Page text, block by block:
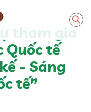
tham gia
Quốc tế
- Sáng
tế”